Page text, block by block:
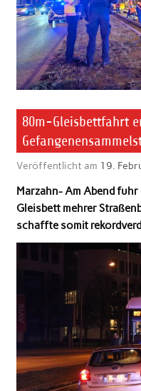
80m-Gleisbettfahrt
Veröffentlicht am 19.
Marzahn- Am Abend
Gleisbett mehrer
schaffte somit